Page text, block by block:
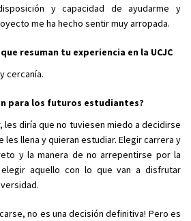
y capacidad de ayudarme y
me ha hecho sentir muy arropada.
resuman tu experiencia en la UCJC
cercanía.
para los futuros estudiantes?
les diría que no tuviesen miedo a decidirse
les llena y quieran estudiar. Elegir carrera y
y la manera de no arrepentirse por la
aquello con lo que van a disfrutar
no es una decisión definitiva! Pero es